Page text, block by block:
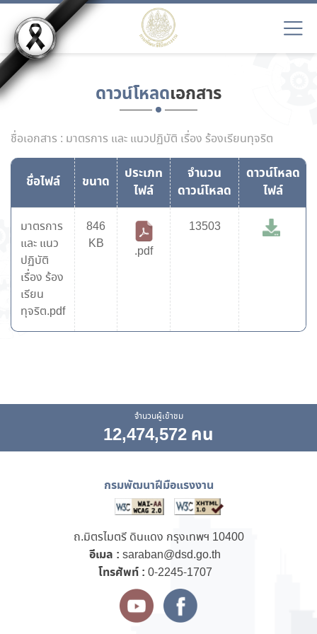
ดาวน์โหลดเอกสาร
ชื่อเอกสาร : มาตรการ และ แนวปฏิบัติ เรื่อง ร้องเรียนทุจริต
ชื่อไฟล์ ขนาด
ประเภท
ไฟล์
จำนวน
ดาวน์โหลด
ดาวน์โหลด
ไฟล์
มาตรการ
และ แนว
ปฏิบัติ
เรื่อง ร้อง
เรียน
ทุจริต.pdf
846
KB
.pdf
13503
จำนวนผู้เข้าชม
12,474,572 คน
กรมพัฒนาฝีมือแรงงาน
ถ.มิตรไมตรี ดินแดง กรุงเทพฯ 10400
อีเมล : saraban@dsd.go.th
โทรศัพท์ : 0-2245-1707